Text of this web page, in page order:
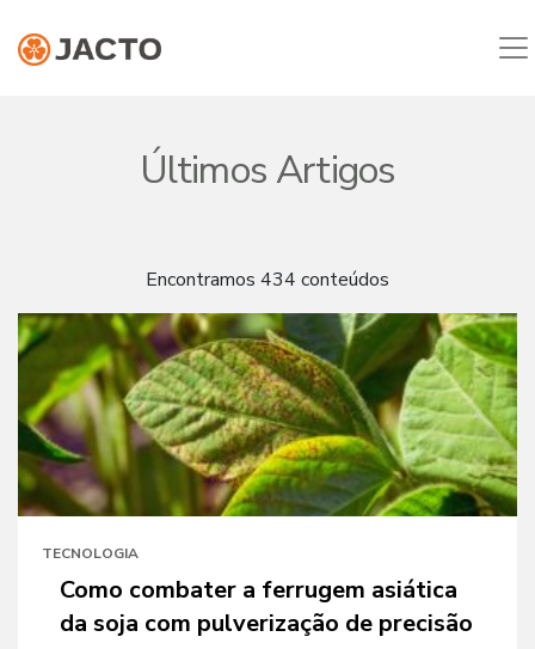
Últimos Artigos
Encontramos 434 conteúdos
TECNOLOGIA
Como combater a ferrugem asiática
da soja com pulverização de precisão